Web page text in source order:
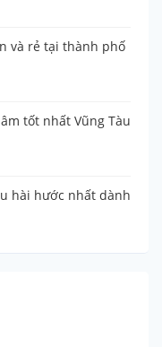
và rẻ tại thành phố
tốt nhất Vũng Tàu
hài hước nhất dành